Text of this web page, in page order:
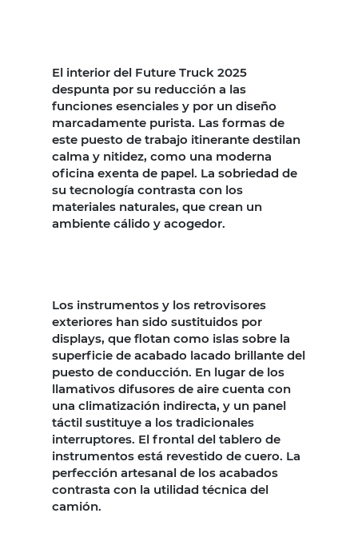
El interior del Future Truck 2025
despunta por su reducción a las
funciones esenciales y por un diseño
marcadamente purista. Las formas de
este puesto de trabajo itinerante destilan
calma y nitidez, como una moderna
oficina exenta de papel. La sobriedad de
su tecnología contrasta con los
materiales naturales, que crean un
ambiente cálido y acogedor.
Los instrumentos y los retrovisores
exteriores han sido sustituidos por
displays, que flotan como islas sobre la
superficie de acabado lacado brillante del
puesto de conducción. En lugar de los
llamativos difusores de aire cuenta con
una climatización indirecta, y un panel
táctil sustituye a los tradicionales
interruptores. El frontal del tablero de
instrumentos está revestido de cuero. La
perfección artesanal de los acabados
contrasta con la utilidad técnica del
camión.